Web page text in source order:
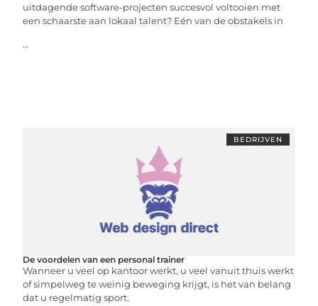
uitdagende software-projecten succesvol voltooien met
een schaarste aan lokaal talent? Eén van de obstakels in
...
BEDRIJVEN
De voordelen van een personal trainer
Wanneer u veel op kantoor werkt, u veel vanuit thuis werkt
of simpelweg te weinig beweging krijgt, is het van belang
dat u regelmatig sport.